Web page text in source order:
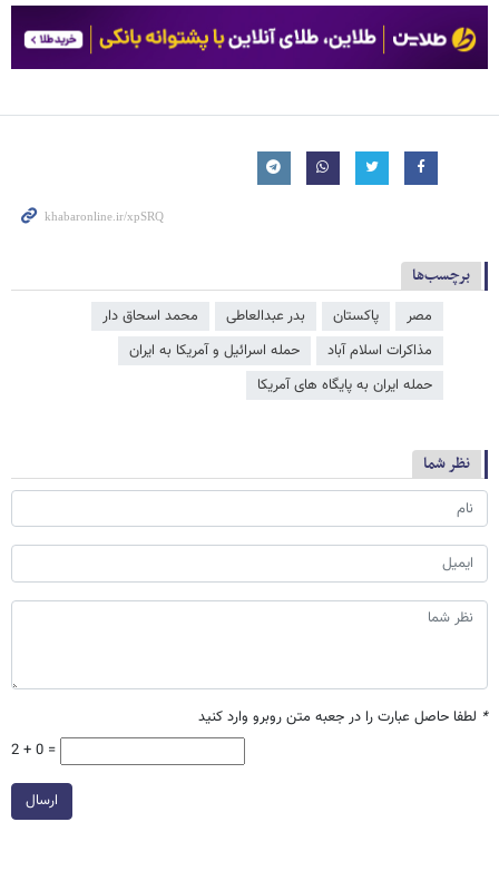
برچسب‌ها
مصر پاکستان بدر عبدالعاطی
محمد اسحاق دار
مذاکرات اسلام آباد
حمله اسرائیل و آمریکا به ایران
حمله ایران به پایگاه های آمریکا
نظر شما
* لطفا حاصل عبارت را در جعبه متن روبرو وارد کنید
2 + 0 =
ارسال